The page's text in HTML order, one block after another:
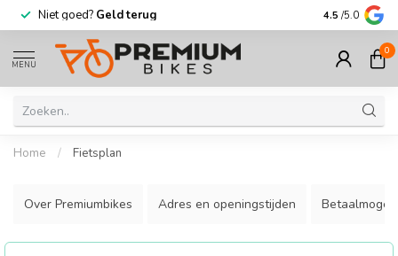
Niet goed? Geld terug Meer dan
4.5 /5.0
MENU
0
Home / Fietsplan
Over Premiumbikes Adres en openingstijden